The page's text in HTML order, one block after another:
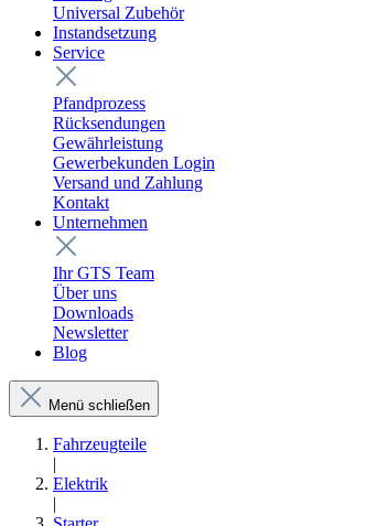
Universal Zubehör
Instandsetzung
Service
Pfandprozess
Rücksendungen
Gewährleistung
Gewerbekunden Login
Versand und Zahlung
Kontakt
Unternehmen
Ihr GTS Team
Über uns
Downloads
Newsletter
Blog
Menü schließen
Fahrzeugteile
|
Elektrik
|